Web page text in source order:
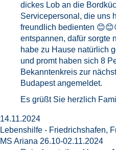
dickes Lob an die
Servicepersonal, die uns
freundlich bedienten
entspannen, dafür sorgte
habe zu Hause natürlich
und promt haben sich 8
Bekanntenkreis zur
Budapest angemeldet.
Es grüßt Sie herzlich
14.11.2024
Lebenshilfe - Friedrichshafen,
MS Ariana 26.10-02.11.2024